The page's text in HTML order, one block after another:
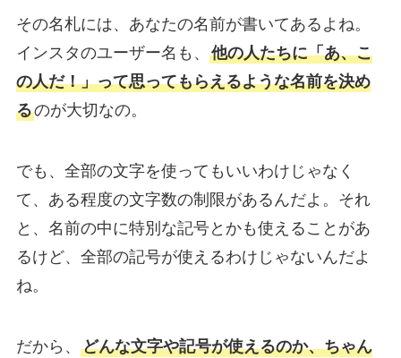
その名札には、あなたの名前が書いてあるよね。
インスタのユーザー名も、 他の人たちに「あ、こ
の人だ！」って思ってもらえるような名前を決め
るのが大切なの。
でも、全部の文字を使ってもいいわけじゃなく
て、ある程度の文字数の制限があるんだよ。それ
と、名前の中に特別な記号とかも使えることがあ
るけど、全部の記号が使えるわけじゃないんだよ
ね。
だから、 どんな文字や記号が使えるのか、ちゃん